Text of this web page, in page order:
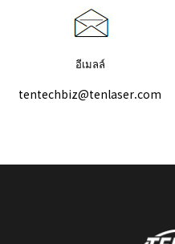
อีเมลล์
tentechbiz@tenlaser.com